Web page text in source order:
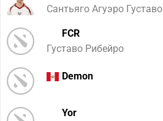
Сантьяго Агуэро Густаво
FCR
Густаво Рибейро
Demon
Yor